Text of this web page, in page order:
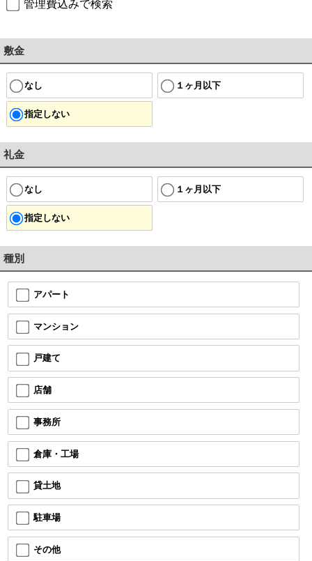
管理費込みで検索
敷金
なし １ヶ月以下
指定しない
礼金
なし １ヶ月以下
指定しない
種別
アパート
マンション
戸建て
店舗
事務所
倉庫・工場
貸土地
駐車場
その他